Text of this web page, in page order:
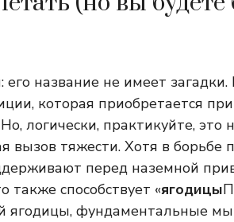
название не имеет
которая приобретается
логически, практикуйте, это
вызов тяжести. Хотя в
перед наземной
также способствует «ягодицы
ягодицы, фундаментальные